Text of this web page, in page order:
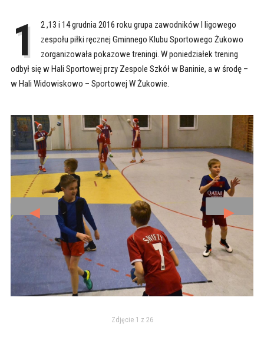
1
2 ,13 i 14 grudnia 2016 roku grupa zawodników I ligowego
zespołu piłki ręcznej Gminnego Klubu Sportowego Żukowo
zorganizowała pokazowe treningi. W poniedziałek trening
odbył się w Hali Sportowej przy Zespole Szkół w Baninie, a w środę –
w Hali Widowiskowo – Sportowej W Żukowie.
◄ ►
Zdjęcie 1 z 26